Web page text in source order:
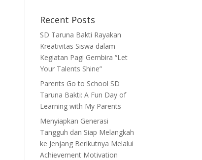
Recent Posts
SD Taruna Bakti Rayakan
Kreativitas Siswa dalam
Kegiatan Pagi Gembira “Let
Your Talents Shine”
Parents Go to School SD
Taruna Bakti: A Fun Day of
Learning with My Parents
Menyiapkan Generasi
Tangguh dan Siap Melangkah
ke Jenjang Berikutnya Melalui
Achievement Motivation